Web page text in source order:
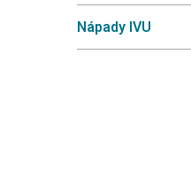
Nápady IVU